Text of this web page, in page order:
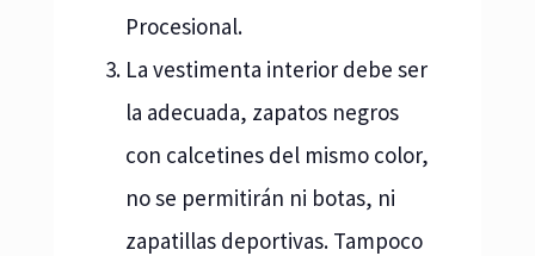
Procesional.
La vestimenta interior debe ser
la adecuada, zapatos negros
con calcetines del mismo color,
no se permitirán ni botas, ni
zapatillas deportivas. Tampoco